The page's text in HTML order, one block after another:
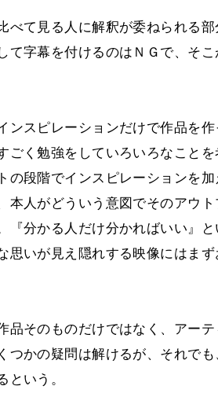
べて見る人に解釈が委ねられる
て字幕を付けるのはＮＧで、そ
ンスピレーションだけで作品を
ごく勉強をしていろいろなこと
の段階でインスピレーションを
本人がどういう意図でそのアウ
『分かる人だけ分かればいい』
思いが見え隠れする映像にはま
品そのものだけではなく、アー
つかの疑問は解けるが、それで
いう。